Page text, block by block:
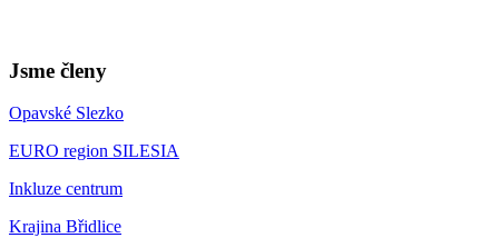
Jsme členy
Opavské Slezko
EURO region SILESIA
Inkluze centrum
Krajina Břidlice